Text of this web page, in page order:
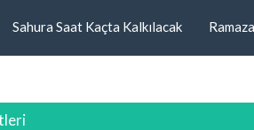
Sahura Saat Kaçta Kalkılacak